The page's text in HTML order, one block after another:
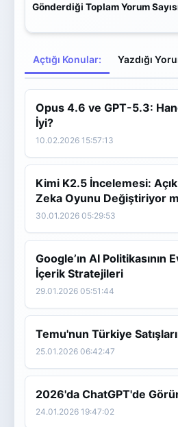
Gönderdiği Toplam Yorum
Açtığı Konular: Yazdığı
Opus 4.6 ve GPT-5.3:
İyi?
10.02.2026 15:57:13
Kimi K2.5 İncelemesi:
Zeka Oyunu Değiştiriyor
30.01.2026 05:29:53
Google’ın AI Politikasının
İçerik Stratejileri
29.01.2026 05:51:44
Temu'nun Türkiye
25.01.2026 06:42:47
2026'da ChatGPT'de
24.01.2026 19:47:02